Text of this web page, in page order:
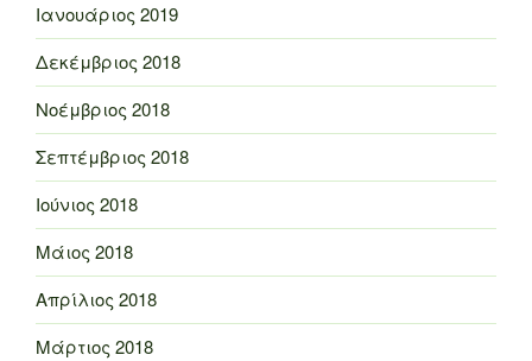
Ιανουάριος 2019
Δεκέμβριος 2018
Νοέμβριος 2018
Σεπτέμβριος 2018
Ιούνιος 2018
Μάιος 2018
Απρίλιος 2018
Μάρτιος 2018